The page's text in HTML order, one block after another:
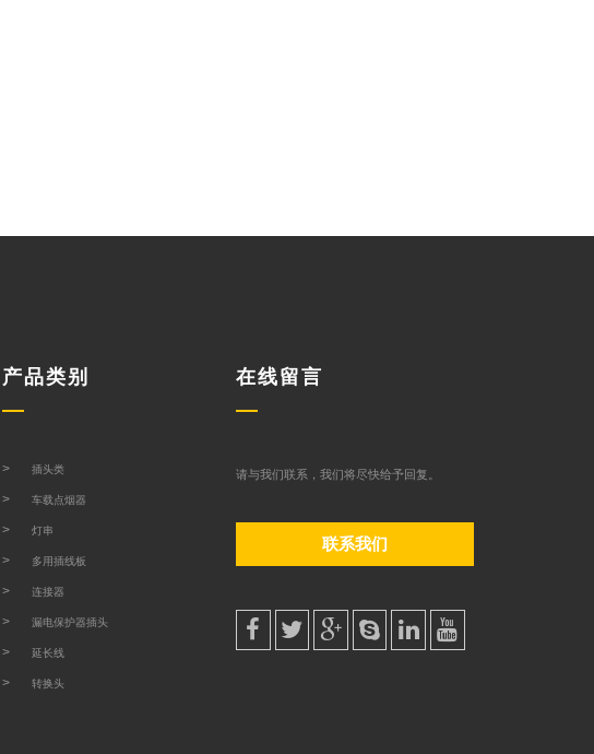
产品类别
> 插头类
> 车载点烟器
> 灯串
> 多用插线板
> 连接器
> 漏电保护器插头
> 延长线
> 转换头
在线留言
请与我们联系，我们将尽快给予回复。
联系我们